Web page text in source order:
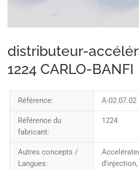
distributeur-
1224 CARLO-BANFI
Référence: A-02.07.02
Référence du
fabricant:
1224
Autres concepts /
Langues: